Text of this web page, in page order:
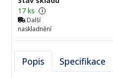
17 ks
i
Další
naskladnění
Popis Specifikace